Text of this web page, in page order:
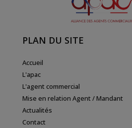
PLAN DU SITE
Accueil
L'apac
L'agent commercial
Mise en relation Agent / Mandant
Actualités
Contact